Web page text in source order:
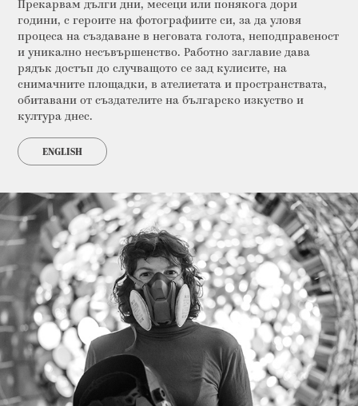
Прекарвам дълги дни, месеци или понякога дори
години, с героите на фотографиите си, за да уловя
процеса на създаване в неговата голота, неподправеност
и уникално несъвършенство. Работно заглавие дава
рядък достъп до случващото се зад кулисите, на
снимачните площадки, в ателиетата и пространствата,
обитавани от създателите на българско изкуство и
култура днес.
ENGLISH
Създаването на арт инсталация
Инфундибулум